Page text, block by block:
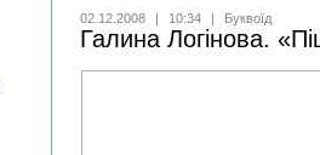
02.12.2008 | 10:34 | Буквоїд
Галина Логінова.